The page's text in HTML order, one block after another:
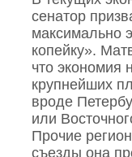
сенатор
максимально
копейку».
что экономия
крупнейших
вроде
или
Прочие
съезды она